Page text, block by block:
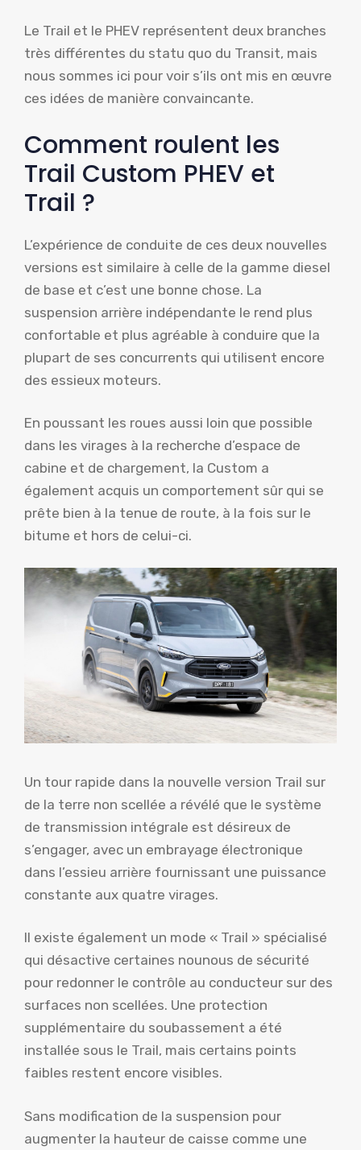
Le Trail et le PHEV représentent deux branches
très différentes du statu quo du Transit, mais
nous sommes ici pour voir s’ils ont mis en œuvre
ces idées de manière convaincante.
Comment roulent les
Trail Custom PHEV et
Trail ?
L’expérience de conduite de ces deux nouvelles
versions est similaire à celle de la gamme diesel
de base et c’est une bonne chose. La
suspension arrière indépendante le rend plus
confortable et plus agréable à conduire que la
plupart de ses concurrents qui utilisent encore
des essieux moteurs.
En poussant les roues aussi loin que possible
dans les virages à la recherche d’espace de
cabine et de chargement, la Custom a
également acquis un comportement sûr qui se
prête bien à la tenue de route, à la fois sur le
bitume et hors de celui-ci.
Un tour rapide dans la nouvelle version Trail sur
de la terre non scellée a révélé que le système
de transmission intégrale est désireux de
s’engager, avec un embrayage électronique
dans l’essieu arrière fournissant une puissance
constante aux quatre virages.
Il existe également un mode « Trail » spécialisé
qui désactive certaines nounous de sécurité
pour redonner le contrôle au conducteur sur des
surfaces non scellées. Une protection
supplémentaire du soubassement a été
installée sous le Trail, mais certains points
faibles restent encore visibles.
Sans modification de la suspension pour
augmenter la hauteur de caisse comme une